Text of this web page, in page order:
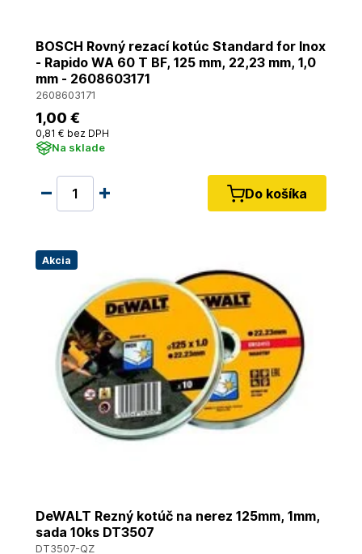
BOSCH Rovný rezací kotúc Standard for Inox
- Rapido WA 60 T BF, 125 mm, 22,23 mm, 1,0
mm - 2608603171
2608603171
1,00 €
0,81 € bez DPH
Na sklade
Do košíka
Akcia
DeWALT Rezný kotúč na nerez 125mm, 1mm,
sada 10ks DT3507
DT3507-QZ